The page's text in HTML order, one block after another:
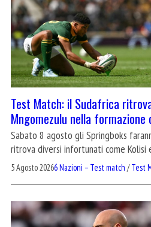
Test Match: il Sudafrica
Mngomezulu nella formazione
Sabato 8 agosto gli Springboks
ritrova diversi infortunati come Kolisi
5 Agosto 20266 Nazioni – Test match /Test